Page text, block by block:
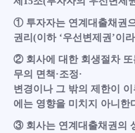
① 투자자는 연계대출채권
권리(이하 ‘우선변제권’이
② 회사에 대한 회생절차 또
무의 면책·조정·
변경이나 그 밖의 제한이
에는 영향을 미치지 아니한
③ 회사는 연계대출채권의